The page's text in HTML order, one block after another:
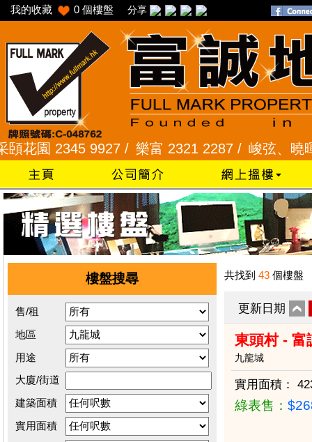
我的收藏 0 個樓盤 分享
園 2345 9927 /樂富 2321 2287 /峻弦、曉暉花
樓盤搜尋
售/租
地區
用途
大廈/街道
建築面積
實用面積
共找到 43 個樓盤
更新日期
東頭村 - 富
九龍城
實用面積：
綠表售：